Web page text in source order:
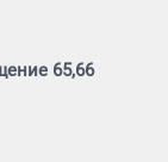
65,66